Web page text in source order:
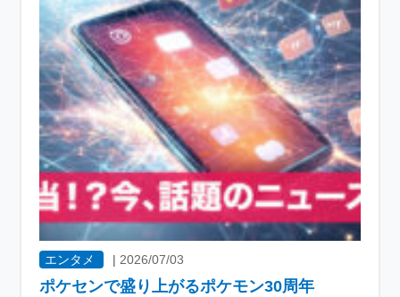
エンタメ |2026/07/03
ポケセンで盛り上がるポケモン30周年